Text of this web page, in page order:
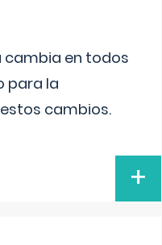
cambia en todos
para la
cambios.
+